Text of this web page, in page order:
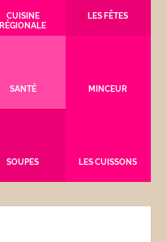
CUISINE
RÉGIONALE
LES FÊTES
SANTÉ MINCEUR
SOUPES LES CUISSONS